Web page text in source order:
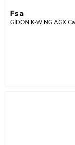
Fsa
GİDON K-WING AGX